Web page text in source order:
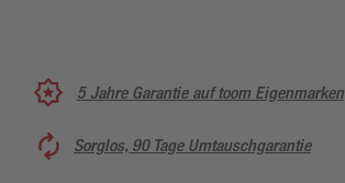
5 Jahre Garantie auf toom Eigenmarken
Sorglos, 90 Tage Umtauschgarantie